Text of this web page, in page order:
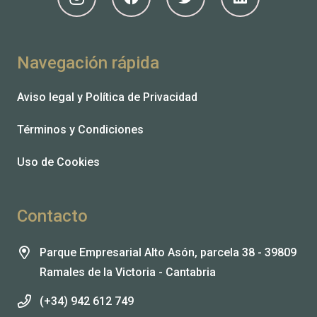
Navegación rápida
Aviso legal y Política de Privacidad
Términos y Condiciones
Uso de Cookies
Contacto
Parque Empresarial Alto Asón, parcela 38 - 39809
Ramales de la Victoria - Cantabria
(+34) 942 612 749